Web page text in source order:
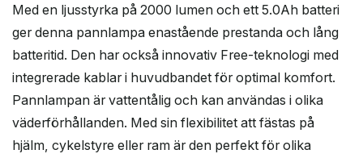
Med en ljusstyrka på 2000 lumen och ett 5.0Ah batteri
ger denna pannlampa enastående prestanda och lång
batteritid. Den har också innovativ Free-teknologi med
integrerade kablar i huvudbandet för optimal komfort.
Pannlampan är vattentålig och kan användas i olika
väderförhållanden. Med sin flexibilitet att fästas på
hjälm, cykelstyre eller ram är den perfekt för olika